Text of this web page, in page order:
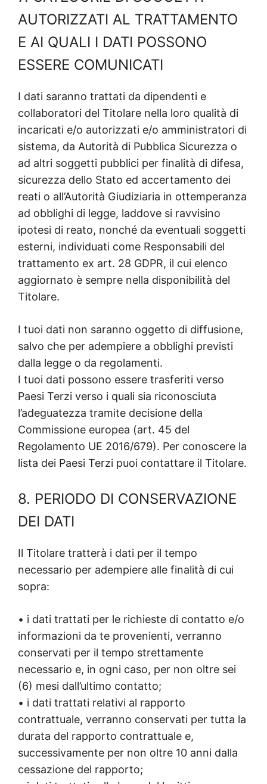
AUTORIZZATI AL TRATTAMENTO
E AI QUALI I DATI POSSONO
ESSERE COMUNICATI
I dati saranno trattati da dipendenti e
collaboratori del Titolare nella loro qualità di
incaricati e/o autorizzati e/o amministratori di
sistema, da Autorità di Pubblica Sicurezza o
ad altri soggetti pubblici per finalità di difesa,
sicurezza dello Stato ed accertamento dei
reati o all’Autorità Giudiziaria in ottemperanza
ad obblighi di legge, laddove si ravvisino
ipotesi di reato, nonché da eventuali soggetti
esterni, individuati come Responsabili del
trattamento ex art. 28 GDPR, il cui elenco
aggiornato è sempre nella disponibilità del
Titolare.
I tuoi dati non saranno oggetto di diffusione,
salvo che per adempiere a obblighi previsti
dalla legge o da regolamenti.
I tuoi dati possono essere trasferiti verso
Paesi Terzi verso i quali sia riconosciuta
l’adeguatezza tramite decisione della
Commissione europea (art. 45 del
Regolamento UE 2016/679). Per conoscere la
lista dei Paesi Terzi puoi contattare il Titolare.
8. PERIODO DI CONSERVAZIONE
DEI DATI
Il Titolare tratterà i dati per il tempo
necessario per adempiere alle finalità di cui
sopra:
• i dati trattati per le richieste di contatto e/o
informazioni da te provenienti, verranno
conservati per il tempo strettamente
necessario e, in ogni caso, per non oltre sei
(6) mesi dall’ultimo contatto;
• i dati trattati relativi al rapporto
contrattuale, verranno conservati per tutta la
durata del rapporto contrattuale e,
successivamente per non oltre 10 anni dalla
cessazione del rapporto;